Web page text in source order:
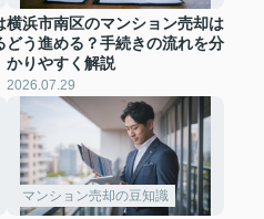
横浜市南区のマンション売却は
どう進める？手続きの流れを分
かりやすく解説
2026.07.29
マンション売却の豆知識